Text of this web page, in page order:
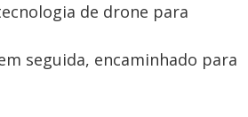
de drone para
seguida, encaminhado para